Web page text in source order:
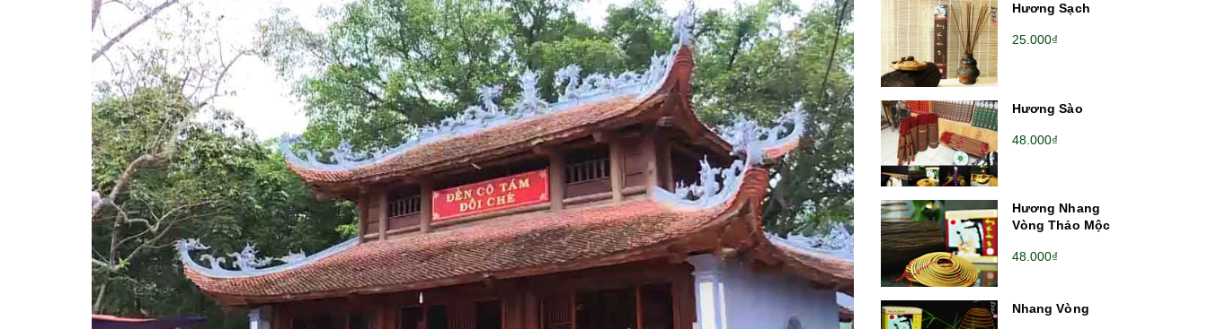
Hương Sạch
25.000₫
Hương Sào
48.000₫
Hương Nhang
Vòng Thảo Mộc
48.000₫
Nhang Vòng